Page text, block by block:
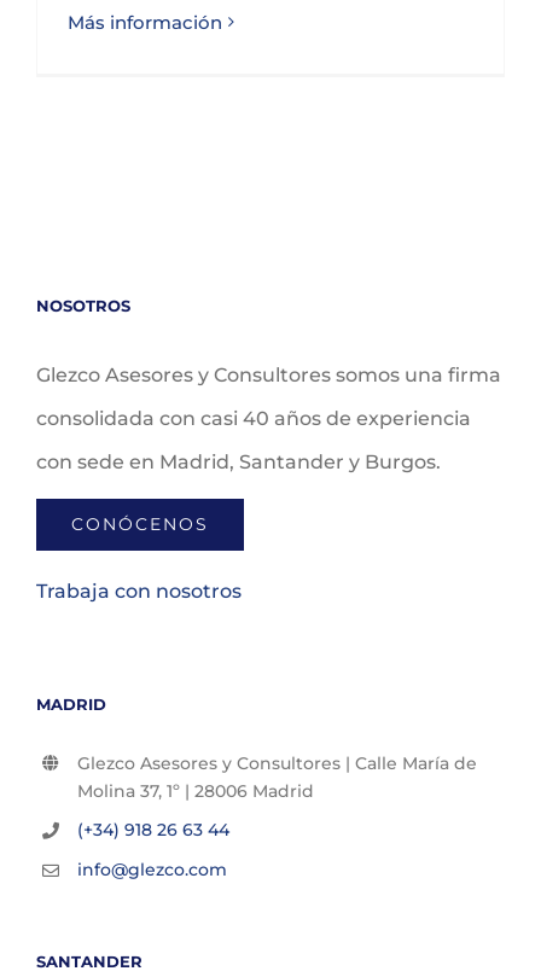
Más información
NOSOTROS
Glezco Asesores y Consultores somos una firma
consolidada con casi 40 años de experiencia
con sede en Madrid, Santander y Burgos.
CONÓCENOS
Trabaja con nosotros
MADRID
Glezco Asesores y Consultores | Calle María de
Molina 37, 1º | 28006 Madrid
(+34) 918 26 63 44
info@glezco.com
SANTANDER